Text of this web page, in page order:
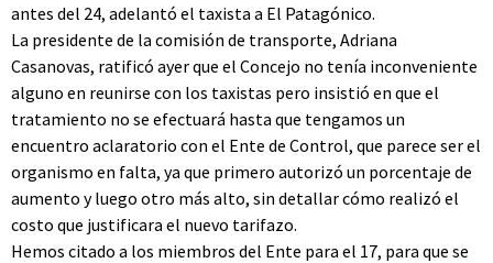
antes del 24, adelantó el taxista a El Patagónico.
La presidente de la comisión de transporte, Adriana
Casanovas, ratificó ayer que el Concejo no tenía inconveniente
alguno en reunirse con los taxistas pero insistió en que el
tratamiento no se efectuará hasta que tengamos un
encuentro aclaratorio con el Ente de Control, que parece ser el
organismo en falta, ya que primero autorizó un porcentaje de
aumento y luego otro más alto, sin detallar cómo realizó el
costo que justificara el nuevo tarifazo.
Hemos citado a los miembros del Ente para el 17, para que se